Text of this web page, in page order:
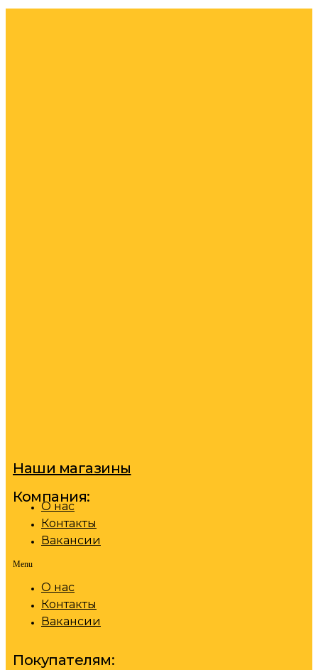
Наши магазины
Компания:
О нас
Контакты
Вакансии
Menu
О нас
Контакты
Вакансии
Покупателям: